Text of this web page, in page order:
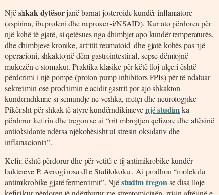
Njëshkak dytësorjanë barnat josteroide kundër-inflamatore
(aspirina, ibuprofeni dhe naproxen-i/NSAID). Kur ato përdoren për
një kohë të gjatë, si qetësues nga dhimbjet apo kundër temperaturës,
dhe dhimbjeve kronike, artritit reumatoid, dhe gjatë kohës pas një
operacioni, shkaktojnë dëm gastrointestinal, sepse dëmtojnë
mukozën e stomakut. Praktika klasike për këtë lloj ulçeri është
përdorimi i një pompe (proton pump inhibitors PPIs) për të ndaluar
sekretimin ose prodhimin e acidit gastrit por ajo shkakton
kundërndikime si sëmundje në veshka, mëlçi dhe neurologjike.
Pikërisht për shkak të atyre kundërndikimevenjë studimka
përdorur kefirin dhe tregon se ai “rrit mbrojtjen qelizore dhe aftësinë
antioksidante ndërsa njëkohësisht ul stresin oksidativ dhe
inflamacionin”.
Kefiri është përdorur dhe për vetitë e tij antimikrobike kundër
baktereve P. Aeroginosa dhe Stafilokokut. Ai prodhon “molekula
antimikrobike gjatë fermentimit”. Njëstudim tregonse disa lloje
kefiri kur përdoren të ndërthurur me streptomicinën, rrisin aftësinë e